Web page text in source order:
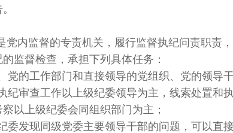
内监督的专责机关，履行监督执纪问责职责
监督检查，承担下列具体任务：
党的工作部门和直接领导的党组织、党的领导
纪审查工作以上级纪委领导为主，线索处置和
以上级纪委会同组织部门为主；
委发现同级党委主要领导干部的问题，可以直